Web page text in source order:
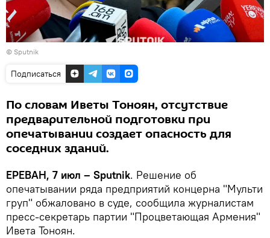
© Sputnik
Подписаться
По словам Иветы Тоноян, отсутствие
предварительной подготовки при
опечатывании создает опасность для
соседних зданий.
ЕРЕВАН, 7 июл – Sputnik. Решение об
опечатывании ряда предприятий концерна "Мульти
груп" обжаловано в суде, сообщила журналистам
пресс-секретарь партии "Процветающая Армения"
Ивета Тоноян.